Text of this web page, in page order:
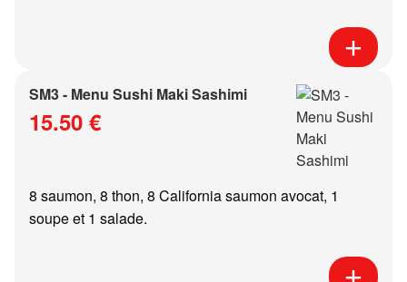
SM3 - Menu Sushi Maki Sashimi
15.50 €
8 saumon, 8 thon, 8 California saumon avocat, 1
soupe et 1 salade.